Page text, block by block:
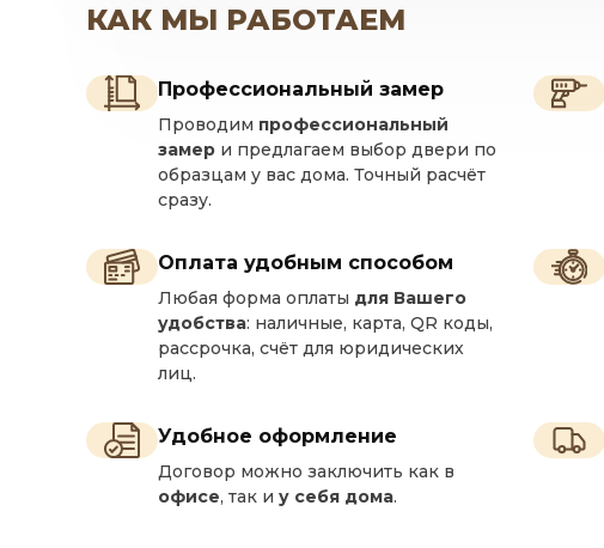
КАК МЫ РАБОТАЕМ
Профессиональный замер
Проводим профессиональный
замер и предлагаем выбор двери по
образцам у вас дома. Точный расчёт
сразу.
Оплата удобным способом
Любая форма оплаты для Вашего
удобства: наличные, карта, QR коды,
рассрочка, счёт для юридических
лиц.
Удобное оформление
Договор можно заключить как в
офисе, так и у себя дома.